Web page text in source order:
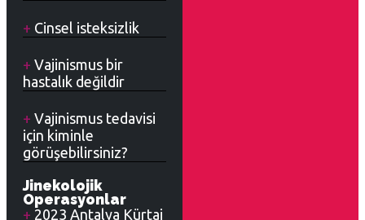
Cinsel isteksizlik
Vajinismus bir
hastalık değildir
Vajinismus tedavisi
için kiminle
görüşebilirsiniz?
Jinekolojik
Operasyonlar
2023 Antalya Kürtaj